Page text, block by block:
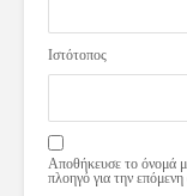
Ιστότοπος
Αποθήκευσε το όνομά
πλοηγό για την